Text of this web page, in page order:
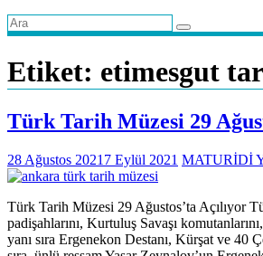
Etiket: etimesgut
Türk Tarih Müzesi 29
28 Ağustos 2021 7 Eylül 2021 MATURİDİ
Türk Tarih Müzesi 29 Ağustos’ta Açılıyor
padişahlarını, Kurtuluş Savaşı
yanı sıra Ergenekon Destanı, Kürşat ve 40